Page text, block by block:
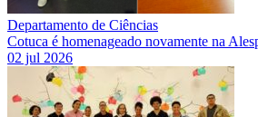
Departamento de Ciências
Cotuca é homenageado novamente na
02 jul 2026